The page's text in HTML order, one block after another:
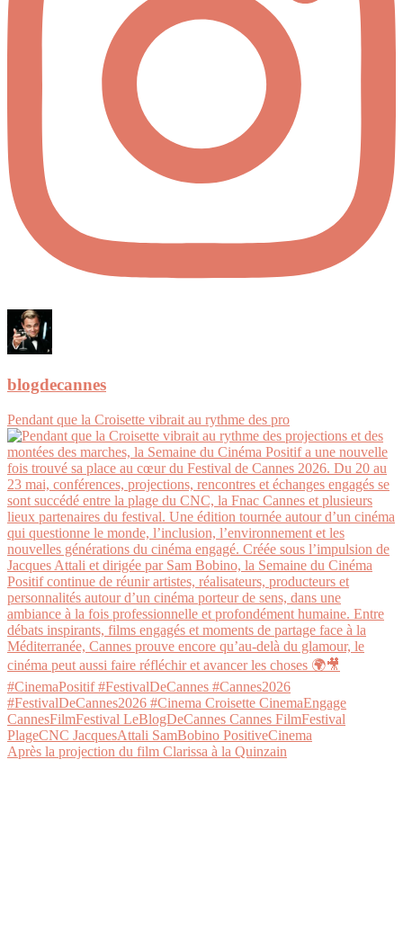
blogdecannes
Pendant que la Croisette vibrait au rythme des pro
Après la projection du film Clarissa à la Quinzain